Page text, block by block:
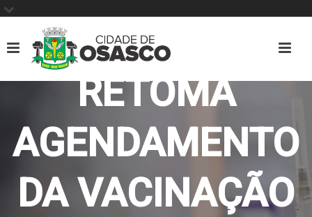
OSASCO
RETOMA
AGENDAMENTO
DA VACINAÇÃO